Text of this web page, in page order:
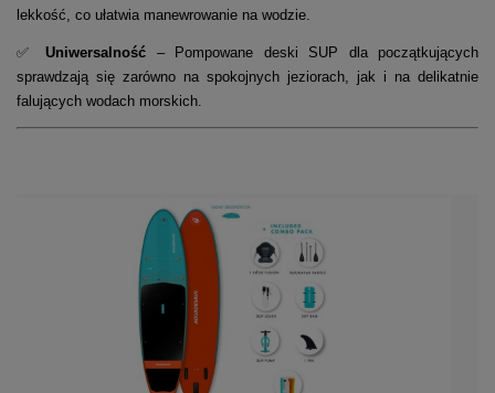
lekkość, co ułatwia manewrowanie na wodzie.
✅ Uniwersalność – Pompowane deski SUP dla początkujących
sprawdzają się zarówno na spokojnych jeziorach, jak i na delikatnie
falujących wodach morskich.